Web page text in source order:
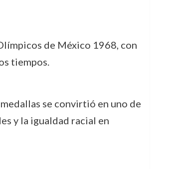
de México 1968, con
tiempos.
se convirtió en uno de
y la igualdad racial en